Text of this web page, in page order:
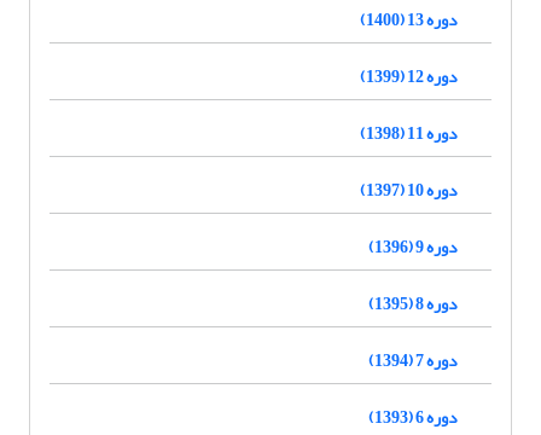
دوره 13 (1400)
دوره 12 (1399)
دوره 11 (1398)
دوره 10 (1397)
دوره 9 (1396)
دوره 8 (1395)
دوره 7 (1394)
دوره 6 (1393)